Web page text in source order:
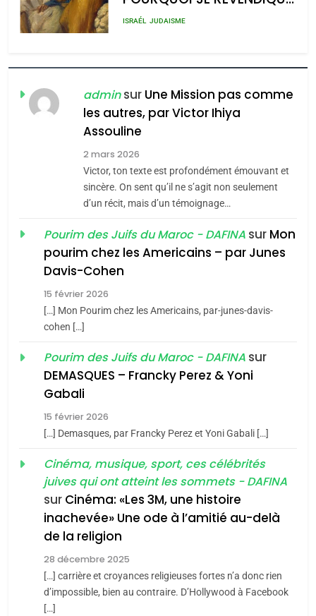
MA JUDAÏTE par Thérèse
ISRAÉL JUDAISME
CE QUI NOUS MANQUE –
Jacques Hadida
JUDAISME
Maroc : Les amandes de
Tafraout, le miel de Tadla
Azilal consacrés produits
du terroir
DAFINA MAROC
Oeil ravageur – Vanessa
De Loya Stauber
«Tu dis génocide, je dis
guerre»: La nouvelle
Tout sur la Nostalgie
SOUVENIRS
l’alliance pourrait
s’étendre à 13 pays
d’Amérique latine
ISRAÉL JUDAISME
adminsur Une Mission pas comme
les autres, par Victor Ihiya
Assouline
2 mars 2026
Victor, ton texte est profondément émouvant et
sincère. On sent qu’il ne s’agit non seulement
d’un récit, mais d’un témoignage…
Pourim des Juifs du Maroc - DAFINA sur Mon
pourim chez les Americains – par Junes
Davis-Cohen
15 février 2026
[…] Mon Pourim chez les Americains, par-junes-davis-
cohen […]
Pourim des Juifs du Maroc - DAFINA sur
DEMASQUES – Francky Perez & Yoni
Gabali
15 février 2026
[…] Demasques, par Francky Perez et Yoni Gabali […]
Cinéma, musique, sport, ces célébrités
juives qui ont atteint les sommets - DAFINA
sur Cinéma: «Les 3M, une histoire
inachevée» Une ode à l’amitié au-delà
de la religion
28 décembre 2025
[…] carrière et croyances religieuses fortes n’a donc rien
d’impossible, bien au contraire. D’Hollywood à Facebook
[…]
2025, l’année la plus
d’ADL contre
l’antisémitisme
FRANCE ISRAÉL
POURQUOI JE REVENDIQUE
Zrihen-Dvir
CE QUI NOUS MANQUE –
Jacques Hadida
JUDAISME
Maroc : Les amandes de